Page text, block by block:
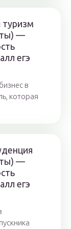
туризм
—
егэ
в
которая
—
егэ